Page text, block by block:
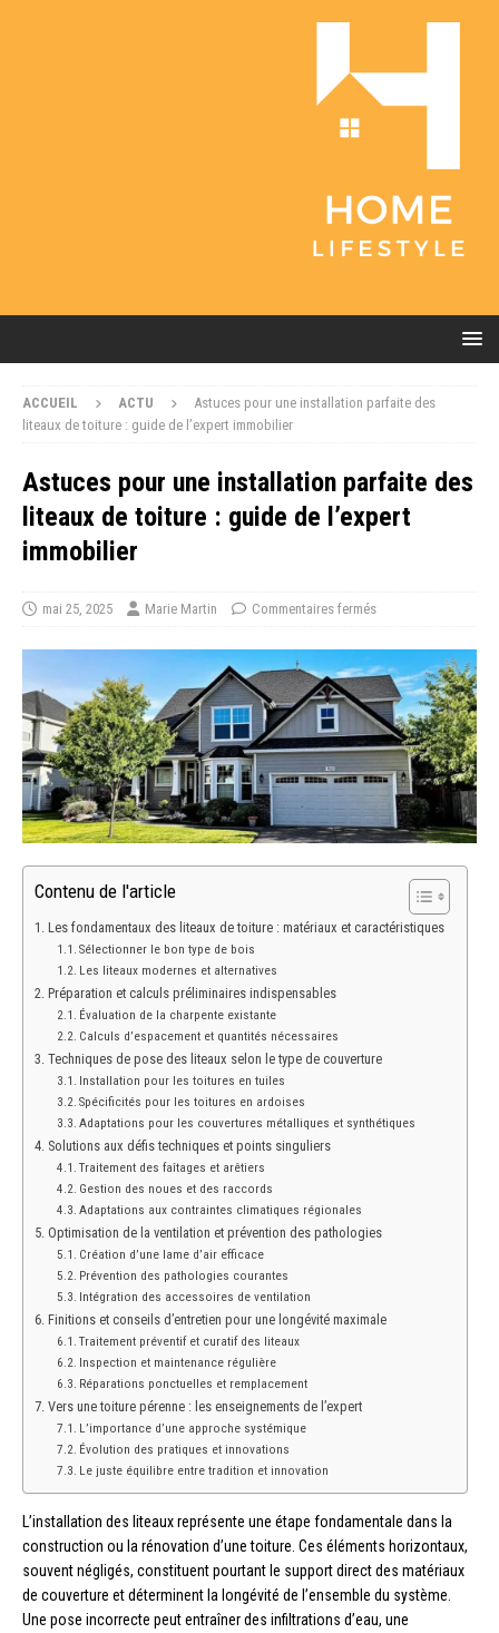
ACCUEIL ACTU
Astuces pour une installation parfaite des
liteaux de toiture : guide de l’expert immobilier
Astuces pour une installation parfaite des
liteaux de toiture : guide de l’expert
immobilier
mai 25, 2025 Marie Martin Commentaires fermés
Contenu de l'article
Les fondamentaux des liteaux de toiture : matériaux et caractéristiques
Sélectionner le bon type de bois
Les liteaux modernes et alternatives
Préparation et calculs préliminaires indispensables
Évaluation de la charpente existante
Calculs d’espacement et quantités nécessaires
Techniques de pose des liteaux selon le type de couverture
Installation pour les toitures en tuiles
Spécificités pour les toitures en ardoises
Adaptations pour les couvertures métalliques et synthétiques
Solutions aux défis techniques et points singuliers
Traitement des faîtages et arêtiers
Gestion des noues et des raccords
Adaptations aux contraintes climatiques régionales
Optimisation de la ventilation et prévention des pathologies
Création d’une lame d’air efficace
Prévention des pathologies courantes
Intégration des accessoires de ventilation
Finitions et conseils d’entretien pour une longévité maximale
Traitement préventif et curatif des liteaux
Inspection et maintenance régulière
Réparations ponctuelles et remplacement
Vers une toiture pérenne : les enseignements de l’expert
L’importance d’une approche systémique
Évolution des pratiques et innovations
Le juste équilibre entre tradition et innovation
L’installation des liteaux représente une étape fondamentale dans la
construction ou la rénovation d’une toiture. Ces éléments horizontaux,
souvent négligés, constituent pourtant le support direct des matériaux
de couverture et déterminent la longévité de l’ensemble du système.
Une pose incorrecte peut entraîner des infiltrations d’eau, une